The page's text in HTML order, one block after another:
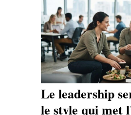
Le leadership
le style qui met